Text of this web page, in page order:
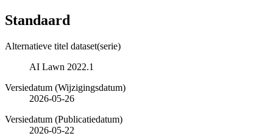
Standaard
Alternatieve titel dataset(serie)
AI Lawn 2022.1
Versiedatum (Wijzigingsdatum)
2026-05-26
Versiedatum (Publicatiedatum)
2026-05-22